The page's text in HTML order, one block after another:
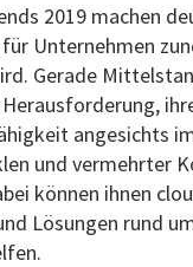
2019 machen
Unternehmen
Gerade
angesichts
und vermehrter
können ihnen
Lösungen rund